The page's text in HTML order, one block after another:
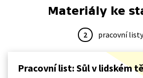
Materiály ke
2 pracovní listy
Pracovní list: Sůl v lidském